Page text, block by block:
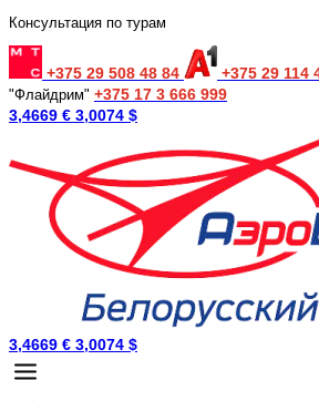
Консультация по турам
+375 29 508 48 84 +375 29 114
"Флайдрим" +375 17 3 666 999
3,4669 € 3,0074 $
3,4669 € 3,0074 $